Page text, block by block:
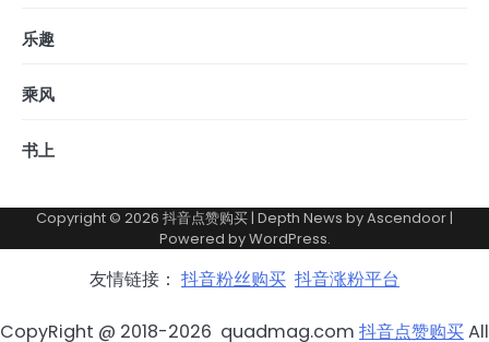
乐趣
乘风
书上
Copyright © 2026 抖音点赞购买| Depth News byAscendoor|
Powered byWordPress.
友情链接： 抖音粉丝购买 抖音涨粉平台
CopyRight @ 2018-2026 quadmag.com 抖音点赞购买All